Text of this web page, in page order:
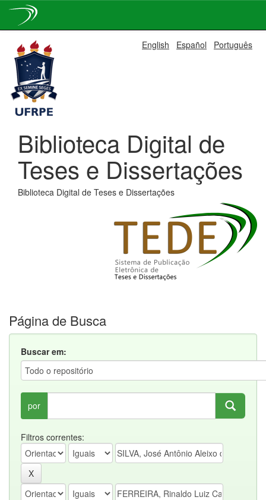
navigation
English Español Português
Biblioteca Digital de
Teses e Dissertações
Biblioteca Digital de Teses e Dissertações
Página de Busca
Buscar em:
por
Filtros correntes: